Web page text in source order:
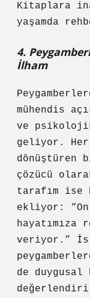
Kitaplara
yaşamda
4.
İlham
mühendis
ve
geliyor. Her
dönüştüren
çözücü
tarafım ise
ekliyor:
veriyor.”
de duygusal